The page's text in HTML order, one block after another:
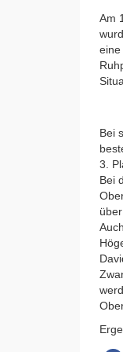
Am
eine
Bei
3.
Bei